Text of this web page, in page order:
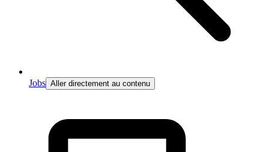
Jobs Aller directement au contenu